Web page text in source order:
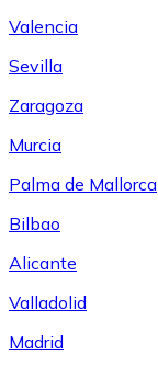
Valencia
Sevilla
Zaragoza
Murcia
Palma de Mallorca
Bilbao
Alicante
Valladolid
Madrid